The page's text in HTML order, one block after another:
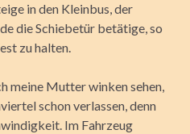
in den Kleinbus, der
die Schiebetür betätige, so
zu halten.
meine Mutter winken sehen,
schon verlassen, denn
Im Fahrzeug